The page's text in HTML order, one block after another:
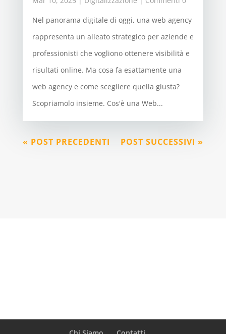
Nel panorama digitale di oggi, una web agency
rappresenta un alleato strategico per aziende e
professionisti che vogliono ottenere visibilità e
risultati online. Ma cosa fa esattamente una
web agency e come scegliere quella giusta?
Scopriamolo insieme. Cos'è una Web...
« POST PRECEDENTI POST SUCCESSIVI »